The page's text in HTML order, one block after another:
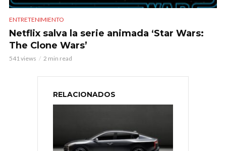
ENTRETENIMIENTO
Netflix salva la serie animada ‘Star Wars:
The Clone Wars’
541 views 2 min read
RELACIONADOS